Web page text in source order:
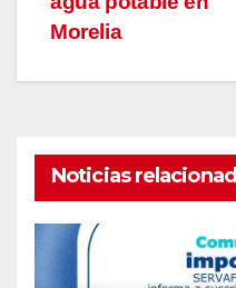
Morelia
Noticias